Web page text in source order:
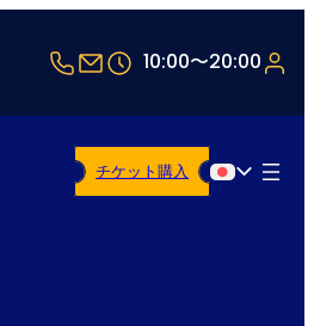
+43 1 5321514
office@timetravel-
10:00〜20:00
日本語
チケット購入